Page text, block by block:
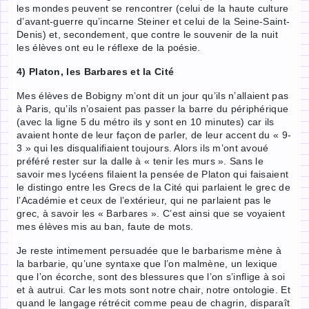
les mondes peuvent se rencontrer (celui de la haute culture
d’avant-guerre qu’incarne Steiner et celui de la Seine-Saint-
Denis) et, secondement, que contre le souvenir de la nuit
les élèves ont eu le réflexe de la poésie.
4) Platon, les Barbares et la Cité
Mes élèves de Bobigny m’ont dit un jour qu’ils n’allaient pas
à Paris, qu’ils n’osaient pas passer la barre du périphérique
(avec la ligne 5 du métro ils y sont en 10 minutes) car ils
avaient honte de leur façon de parler, de leur accent du « 9-
3 » qui les disqualifiaient toujours. Alors ils m’ont avoué
préféré rester sur la dalle à « tenir les murs ». Sans le
savoir mes lycéens filaient la pensée de Platon qui faisaient
le distingo entre les Grecs de la Cité qui parlaient le grec de
l’Académie et ceux de l’extérieur, qui ne parlaient pas le
grec, à savoir les « Barbares ». C’est ainsi que se voyaient
mes élèves mis au ban, faute de mots.
Je reste intimement persuadée que le barbarisme mène à
la barbarie, qu’une syntaxe que l’on malmène, un lexique
que l’on écorche, sont des blessures que l’on s’inflige à soi
et à autrui. Car les mots sont notre chair, notre ontologie. Et
quand le langage rétrécit comme peau de chagrin, disparaît